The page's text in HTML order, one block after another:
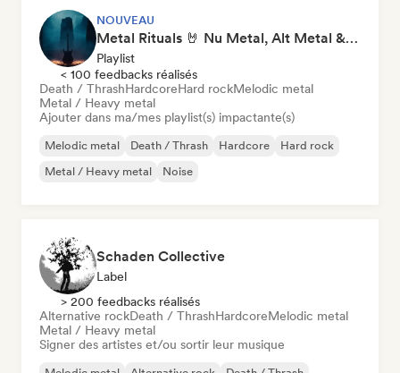
NOUVEAU
Metal Rituals 🤘 Nu Metal, Alt Metal & Progressive Metal
Playlist
< 100 feedbacks réalisés
Death / ThrashHardcoreHard rockMelodic metal
Metal / Heavy metal
Ajouter dans ma/mes playlist(s) impactante(s)
Melodic metal Death / Thrash Hardcore
Hard rock
Metal / Heavy metal
Noise
Schaden Collective
Label
> 200 feedbacks réalisés
Alternative rockDeath / ThrashHardcoreMelodic metal
Metal / Heavy metal
Signer des artistes et/ou sortir leur musique